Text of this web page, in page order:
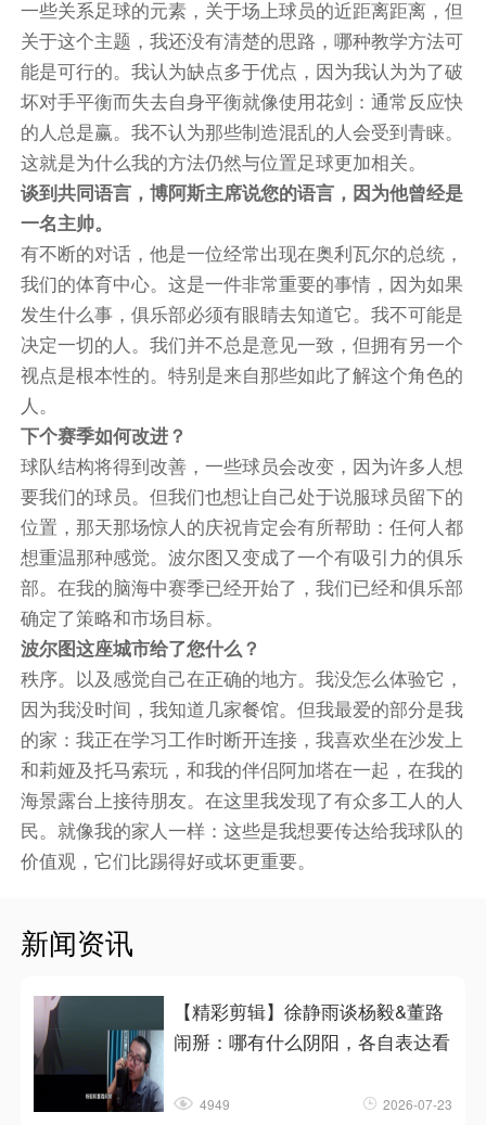
一些关系足球的元素，关于场上球员的近距离距离，但
关于这个主题，我还没有清楚的思路，哪种教学方法可
能是可行的。我认为缺点多于优点，因为我认为为了破
坏对手平衡而失去自身平衡就像使用花剑：通常反应快
的人总是赢。我不认为那些制造混乱的人会受到青睐。
这就是为什么我的方法仍然与位置足球更加相关。
谈到共同语言，博阿斯主席说您的语言，因为他曾经是
一名主帅。
有不断的对话，他是一位经常出现在奥利瓦尔的总统，
我们的体育中心。这是一件非常重要的事情，因为如果
发生什么事，俱乐部必须有眼睛去知道它。我不可能是
决定一切的人。我们并不总是意见一致，但拥有另一个
视点是根本性的。特别是来自那些如此了解这个角色的
人。
下个赛季如何改进？
球队结构将得到改善，一些球员会改变，因为许多人想
要我们的球员。但我们也想让自己处于说服球员留下的
位置，那天那场惊人的庆祝肯定会有所帮助：任何人都
想重温那种感觉。波尔图又变成了一个有吸引力的俱乐
部。在我的脑海中赛季已经开始了，我们已经和俱乐部
确定了策略和市场目标。
波尔图这座城市给了您什么？
秩序。以及感觉自己在正确的地方。我没怎么体验它，
因为我没时间，我知道几家餐馆。但我最爱的部分是我
的家：我正在学习工作时断开连接，我喜欢坐在沙发上
和莉娅及托马索玩，和我的伴侣阿加塔在一起，在我的
海景露台上接待朋友。在这里我发现了有众多工人的人
民。就像我的家人一样：这些是我想要传达给我球队的
价值观，它们比踢得好或坏更重要。
新闻资讯
【精彩剪辑】徐静雨谈杨毅&董路
闹掰：哪有什么阴阳，各自表达看
4949 2026-07-23